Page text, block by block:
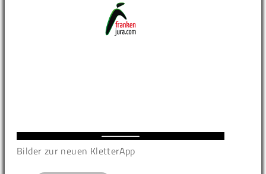
Bilder zur neuen KletterApp